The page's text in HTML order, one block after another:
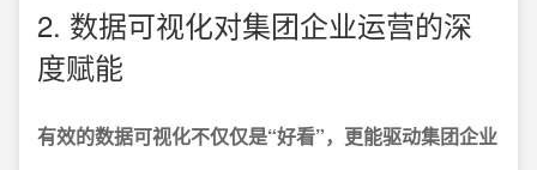
2. 数据可视化对集团企业运营的深
度赋能
有效的数据可视化不仅仅是“好看”，更能驱动集团企业